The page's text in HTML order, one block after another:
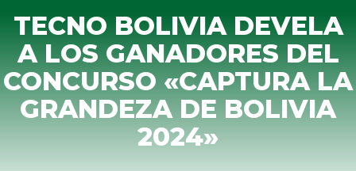
TECNO BOLIVIA DEVELA
A LOS GANADORES DEL
CONCURSO «CAPTURA LA
GRANDEZA DE BOLIVIA
2024»